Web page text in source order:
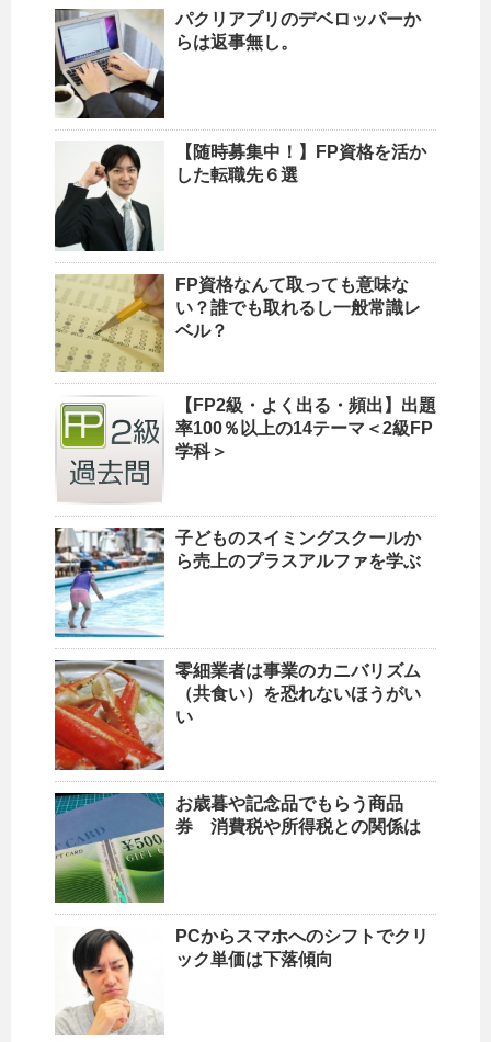
パクリアプリのデベロッパーか
らは返事無し。
【随時募集中！】FP資格を活か
した転職先６選
FP資格なんて取っても意味な
い？誰でも取れるし一般常識レ
ベル？
【FP2級・よく出る・頻出】出題
率100％以上の14テーマ＜2級FP
学科＞
子どものスイミングスクールか
ら売上のプラスアルファを学ぶ
零細業者は事業のカニバリズム
（共食い）を恐れないほうがい
い
お歳暮や記念品でもらう商品
券 消費税や所得税との関係は
PCからスマホへのシフトでクリ
ック単価は下落傾向